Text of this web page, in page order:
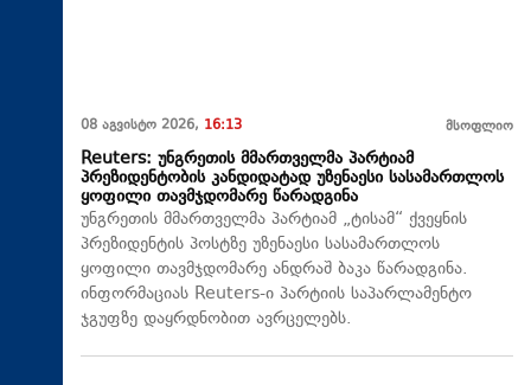
08 აგვისტო 2026, 16:13 მსოფლიო
Reuters: უნგრეთის მმართველმა პარტიამ
პრეზიდენტობის კანდიდატად უზენაესი სასამართლოს
ყოფილი თავმჯდომარე წარადგინა
უნგრეთის მმართველმა პარტიამ „ტისამ“ ქვეყნის
პრეზიდენტის პოსტზე უზენაესი სასამართლოს
ყოფილი თავმჯდომარე ანდრაშ ბაკა წარადგინა.
ინფორმაციას Reuters-ი პარტიის საპარლამენტო
ჯგუფზე დაყრდნობით ავრცელებს.